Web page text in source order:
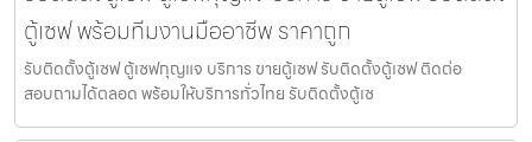
ตู้เซฟ พร้อมทีมงานมืออาชีพ ราคาถูก
รับติดตั้งตู้เซฟ ตู้เซฟกุญแจ บริการ ขายตู้เซฟ รับติดตั้งตู้เซฟ ติดต่อ
สอบถามได้ตลอด พร้อมให้บริการทั่วไทย รับติดตั้งตู้เซ